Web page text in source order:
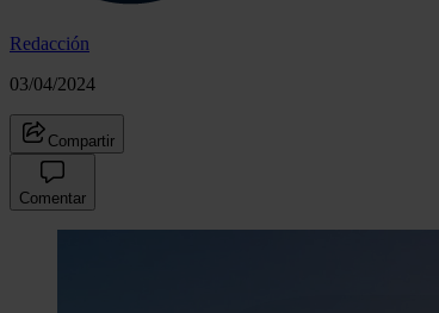
Redacción
03/04/2024
Compartir
Comentar